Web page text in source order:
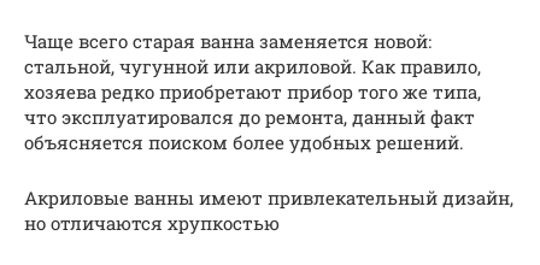
Чаще всего старая ванна заменяется новой:
стальной, чугунной или акриловой. Как правило,
хозяева редко приобретают прибор того же типа,
что эксплуатировался до ремонта, данный факт
объясняется поиском более удобных решений.
Акриловые ванны имеют привлекательный дизайн,
но отличаются хрупкостью